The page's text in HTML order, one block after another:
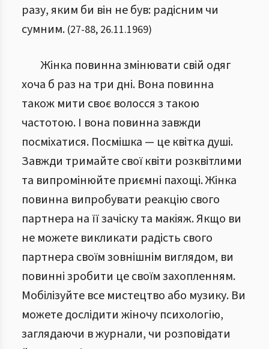
разу, яким би він не був: радісним чи
сумним. (27-88, 26.11.1969)
Жінка повинна змінювати свій одяг
хоча б раз на три дні. Вона повинна
також мити своє волосся з такою
частотою. І вона повинна завжди
посміхатися. Посмішка — це квітка душі.
Завжди тримайте свої квіти розквітлими
та випромінюйте приємні пахощі. Жінка
повинна випробувати реакцію свого
партнера на її зачіску та макіяж. Якщо ви
не можете викликати радість свого
партнера своїм зовнішнім виглядом, ви
повинні зробити це своїм захопленням.
Мобілізуйте все мистецтво або музику. Ви
можете дослідити жіночу психологію,
заглядаючи в журнали, чи розповідати